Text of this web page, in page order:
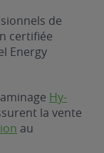
de
certifiée
Energy
Hy-
la vente
au